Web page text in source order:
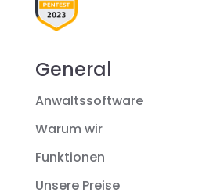
General
Anwaltssoftware
Warum wir
Funktionen
Unsere Preise